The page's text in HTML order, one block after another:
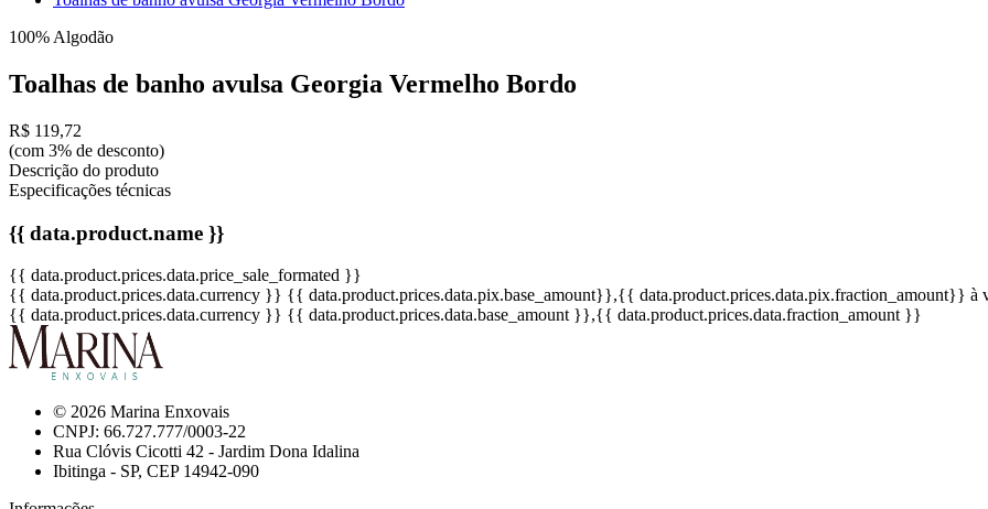
100% Algodão
Toalhas de banho avulsa Georgia Vermelho Bordo
R$ 119,72
(com 3% de desconto)
Descrição do produto
Especificações técnicas
{{ data.product.name }}
{{ data.product.prices.data.price_sale_formated }}
{{ data.product.prices.data.currency }} {{ data.product.prices.data.pix.base_amount}},{{ data.product.prices.data.pix.fraction_amount}} à
{{ data.product.prices.data.currency }} {{ data.product.prices.data.base_amount }},{{ data.product.prices.data.fraction_amount }}
© 2026 Marina Enxovais
CNPJ: 66.727.777/0003-22
Rua Clóvis Cicotti 42 - Jardim Dona Idalina
Ibitinga - SP, CEP 14942-090